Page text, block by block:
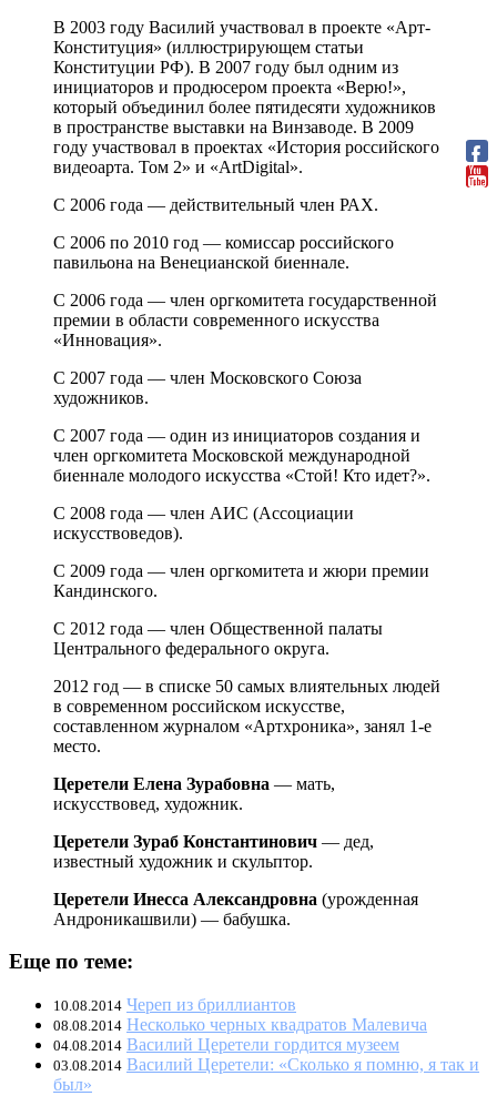
В 2003 году Василий участвовал в проекте «Арт-
Конституция» (иллюстрирующем статьи
Конституции РФ). В 2007 году был одним из
инициаторов и продюсером проекта «Верю!»,
который объединил более пятидесяти художников
в пространстве выставки на Винзаводе. В 2009
году участвовал в проектах «История российского
видеоарта. Том 2» и «ArtDigital».
С 2006 года — действительный член РАХ.
С 2006 по 2010 год — комиссар российского
павильона на Венецианской биеннале.
С 2006 года — член оргкомитета государственной
премии в области современного искусства
«Инновация».
С 2007 года — член Московского Союза
художников.
С 2007 года — один из инициаторов создания и
член оргкомитета Московской международной
биеннале молодого искусства «Стой! Кто идет?».
С 2008 года — член АИС (Ассоциации
искусствоведов).
С 2009 года — член оргкомитета и жюри премии
Кандинского.
С 2012 года — член Общественной палаты
Центрального федерального округа.
2012 год — в списке 50 самых влиятельных людей
в современном российском искусстве,
составленном журналом «Артхроника», занял 1-е
место.
Церетели Елена Зурабовна — мать,
искусствовед, художник.
Церетели Зураб Константинович — дед,
известный художник и скульптор.
Церетели Инесса Александровна (урожденная
Андроникашвили) — бабушка.
Еще по теме:
10.08.2014 Череп из бриллиантов
08.08.2014 Несколько черных квадратов Малевича
04.08.2014 Василий Церетели гордится музеем
03.08.2014 Василий Церетели: «Сколько я помню, я так и
был»